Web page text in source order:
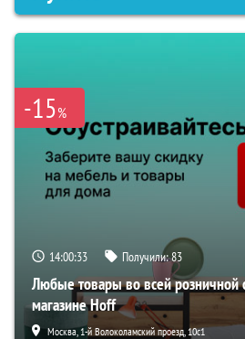
-15%
14:00:32 Получили:83
Любые товары во всей розничной
магазине Hoff
Москва, 1-й Волоколамский проезд, 10с1